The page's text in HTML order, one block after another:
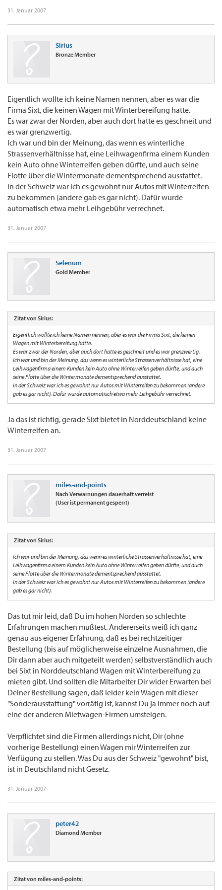
31. Januar 2007
Sirius
Bronze Member
Eigentlich wollte ich keine Namen nennen, aber es war die
Firma Sixt, die keinen Wagen mit Winterbereifung hatte.
Es war zwar der Norden, aber auch dort hatte es geschneit und
es war grenzwertig.
Ich war und bin der Meinung, das wenn es winterliche
Strassenverhältnisse hat, eine Leihwagenfirma einem Kunden
kein Auto ohne Winterreifen geben dürfte, und auch seine
Flotte über die Wintermonate dementsprechend ausstattet.
In der Schweiz war ich es gewohnt nur Autos mit Winterreifen
zu bekommen (andere gab es gar nicht). Dafür wurde
automatisch etwa mehr Leihgebühr verrechnet.
31. Januar 2007
Selenum
Gold Member
Zitat von Sirius:
Eigentlich wollte ich keine Namen nennen, aber es war die Firma Sixt, die keinen
Wagen mit Winterbereifung hatte.
Es war zwar der Norden, aber auch dort hatte es geschneit und es war grenzwertig.
Ich war und bin der Meinung, das wenn es winterliche Strassenverhältnisse hat, eine
Leihwagenfirma einem Kunden kein Auto ohne Winterreifen geben dürfte, und auch
seine Flotte über die Wintermonate dementsprechend ausstattet.
In der Schweiz war ich es gewohnt nur Autos mit Winterreifen zu bekommen (andere
gab es gar nicht). Dafür wurde automatisch etwa mehr Leihgebühr verrechnet.
Ja das ist richtig, gerade Sixt bietet in Norddeutschland keine
Winterreifen an.
31. Januar 2007
miles-and-points
Nach Verwarnungen dauerhaft verreist
(User ist permanent gesperrt)
Zitat von Sirius:
Ich war und bin der Meinung, das wenn es winterliche Strassenverhältnisse hat, eine
Leihwagenfirma einem Kunden kein Auto ohne Winterreifen geben dürfte, und auch
seine Flotte über die Wintermonate dementsprechend ausstattet.
In der Schweiz war ich es gewohnt nur Autos mit Winterreifen zu bekommen (andere
gab es gar nicht).
Das tut mir leid, daß Du im hohen Norden so schlechte
Erfahrungen machen mußtest. Andererseits weiß ich ganz
genau aus eigener Erfahrung, daß es bei rechtzeitiger
Bestellung (bis auf möglicherweise einzelne Ausnahmen, die
Dir dann aber auch mitgeteilt werden) selbstverständlich auch
bei Sixt in Norddeutschland Wagen mit Winterbereifung zu
mieten gibt. Und sollten die Mitarbeiter Dir wider Erwarten bei
Deiner Bestellung sagen, daß leider kein Wagen mit dieser
"Sonderausstattung" vorrätig ist, kannst Du ja immer noch auf
eine der anderen Mietwagen-Firmen umsteigen.
Verpflichtet sind die Firmen allerdings nicht, Dir (ohne
vorherige Bestellung) einen Wagen mir Winterreifen zur
Verfügung zu stellen. Was Du aus der Schweiz "gewohnt" bist,
ist in Deutschland nicht Gesetz.
31. Januar 2007
peter42
Diamond Member
Zitat von miles-and-points: